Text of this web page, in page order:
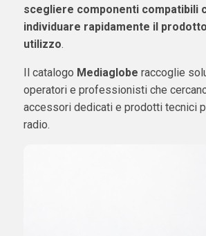
scegliere componenti compatibili
individuare rapidamente il
utilizzo.
Il catalogo Mediaglobe raccoglie
operatori e professionisti che
accessori dedicati e prodotti tecnici
radio.